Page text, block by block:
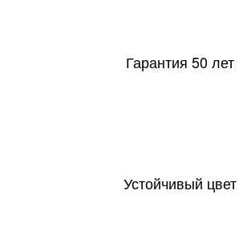
Гарантия 50 лет
Устойчивый цвет